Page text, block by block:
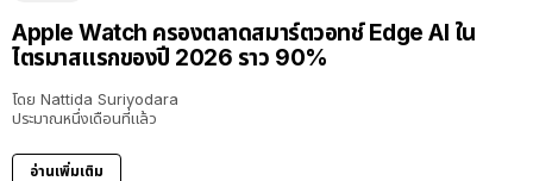
Apple Watch ครองตลาดสมาร์ตวอทช์ Edge AI ใน
ไตรมาสแรกของปี 2026 ราว 90%
โดย Nattida Suriyodara
ประมาณหนึ่งเดือนที่แล้ว
อ่านเพิ่มเติม